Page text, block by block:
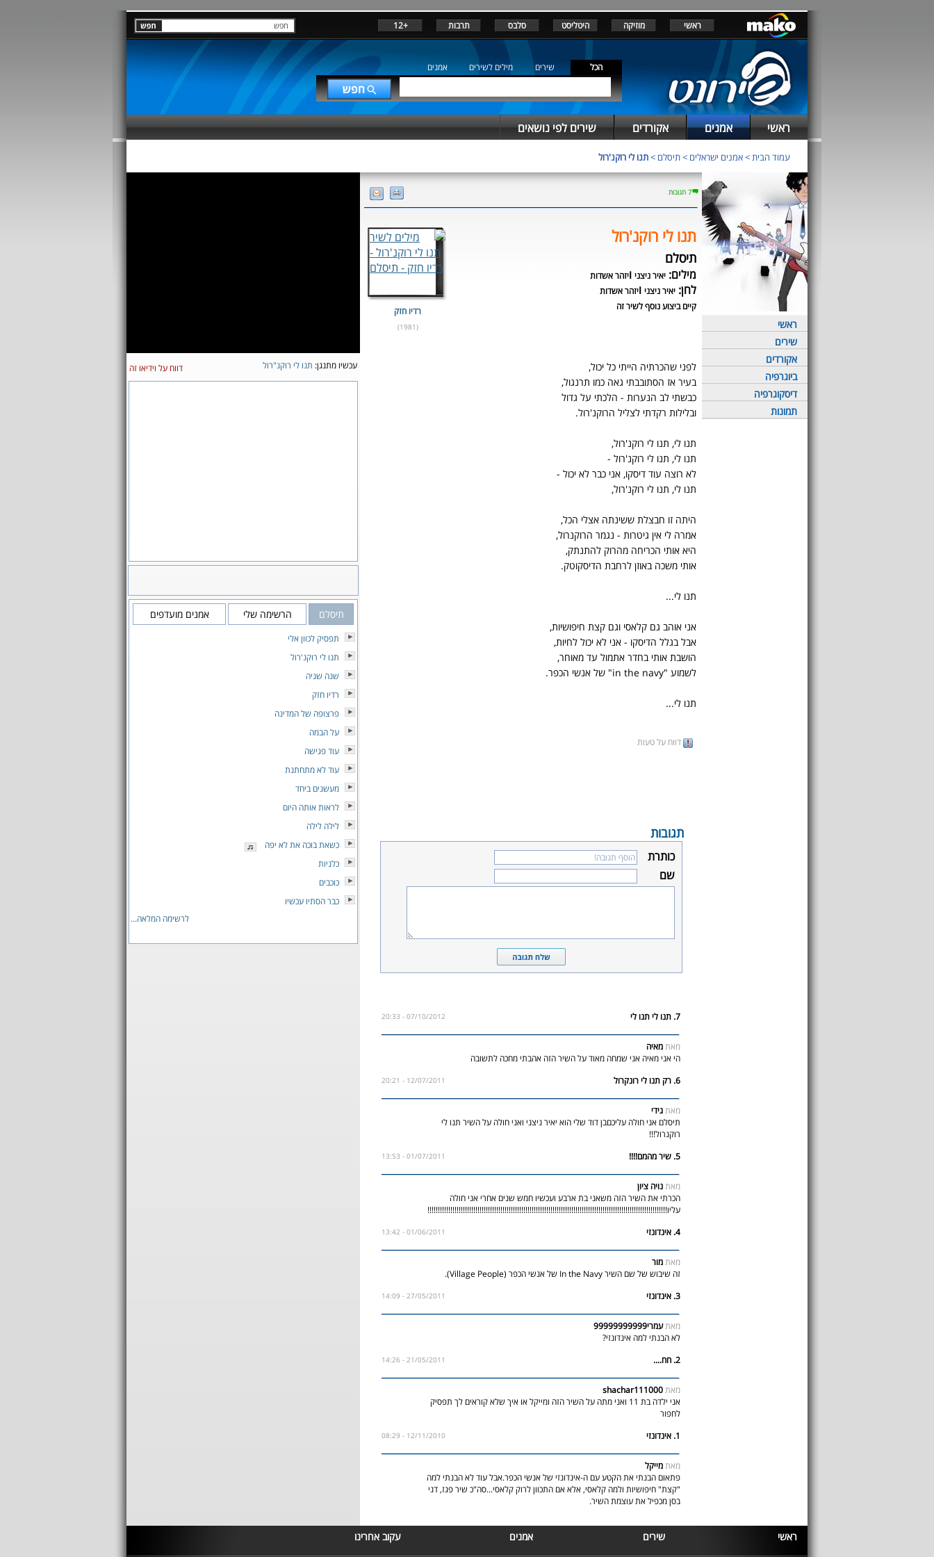
ראשי מוזיקה היטליסט סלבס תרבות +12
הכל שירים מילים לשירים אמנים
ראשי אמנים אקורדים שירים לפי נושאים
עמוד הבית>אמנים ישראלים >תיסלם >תנו לי רוקנ'רול
ראשי
שירים
אקורדים
ביוגרפיה
דיסקוגרפיה
תמונות
7 תגובות
תנו לי רוקנ'רול
תיסלם
מילים: יאיר ניצני ויזהר אשדות
לחן: יאיר ניצני ויזהר אשדות
קיים ביצוע נוסף לשיר זה
לפני שהכרתיה הייתי כל יכול,
בעיר אז הסתובבתי גאה כמו תרנגול,
כבשתי לב הנערות - הלכתי על גדול
ובלילות רקדתי לצליל הרוקנ'רול.
תנו לי, תנו לי רוקנ'רול,
תנו לי, תנו לי רוקנ'רול -
לא רוצה עוד דיסקו, אני כבר לא יכול -
תנו לי, תנו לי רוקנ'רול,
היתה זו חבצלת ששינתה אצלי הכל,
אמרה לי אין גיטרות - נגמר הרוקנרול,
היא אותי הכריחה מהרוק להתנתק,
אותי משכה באוזן לרחבת הדיסקוטק.
תנו לי...
אני אוהב גם קלאסי וגם קצת חיפושיות,
אבל בגלל הדיסקו - אני לא יכול לחיות,
הושבת אותי בחדר אתמול עד מאוחר,
לשמוע "in the navy" של אנשי הכפר.
תנו לי...
רדיו חזק
(1981)
דווח על טעות
תגובות
כותרת
שם
7. תנו לי תנו לי 07/10/2012 - 20:33
מאתמאיה
הי אני מאיה אני שמחה מאוד על השיר הזה אהבתי מחכה לתשובה
6. רק תנו לי רונקרול
12/07/2011 - 20:21
מאתגידי
תיסלם אני חולה עליכםבן דוד שלי הוא יאיר ניצני ואני חולה על השיר תנו לי
רוקנרול!!!
5. שיר מהמם!!!!
01/07/2011 - 13:53
מאתנויה ציון
הכרתי את השיר הזה משאני בת ארבע ועכשיו חמש שנים אחרי אני חולה
עליו!!!!!!!!!!!!!!!!!!!!!!!!!!!!!!!!!!!!!!!!!!!!!!!!!!!!!!!!!!!!!!!!!!!!!!!!!!!!!!!!!!!!!!!!!!!!!!!!!!!!!!!!!!!!!!!!!!!
4. אינדונזי
01/06/2011 - 13:42
מאתמור
זה שיבוש של שם השיר In the Navy של אנשי הכפר (Village People).
3. אינדונזי
27/05/2011 - 14:09
מאתעמרי99999999999
לא הבנתי למה אינדונזי?
2. חח....
21/05/2011 - 14:26
מאתshachar111000
אני ילדה בת 11 ואני מתה על השיר הזה ומייקל או איך שלא קוראים לך תפסיק
לחפור
1. אינדונזי
12/11/2010 - 08:29
מאתמייקל
פתאום הבנתי את הקטע עם ה-אינדונזי של אנשי הכפר.אבל עוד לא הבנתי למה
"קצת" חיפושיות ולמה קלאסי, אלא אם התכוון לרוק קלאסי...סה"כ שיר פגז, דני
בסן מכפיל את עוצמת השיר.
עכשיו מתנגן: תנו לי רוקנ"רול דווח על וידיאו זה
תיסלם הרשימה שלי אמנים מועדפים
תפסיק לכוון אלי
תנו לי רוקנ'רול
שנה שניה
רדיו חזק
פרצופה של המדינה
על הבמה
עוד פגישה
עוד לא מתחתנת
מעשנים ביחד
לראות אותה היום
לילה לילה
כשאת בוכה את לא יפה
כלניות
כוכבים
כבר הסתיו עכשיו
לרשימה המלאה...
ראשי שירים אמנים עקוב אחרינו